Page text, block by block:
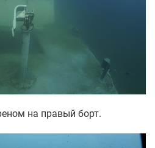
на правый борт.